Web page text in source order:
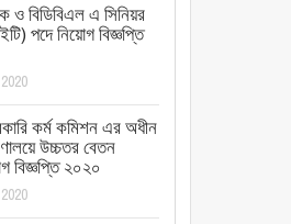
ও বিডিবিএল এ সিনিয়র
পদে নিয়োগ বিজ্ঞপ্তি
কর্ম কমিশন এর অধীন
উচ্চতর বেতন
বিজ্ঞপ্তি ২০২০